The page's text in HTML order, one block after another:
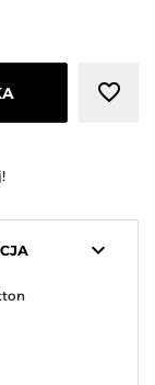
favorite_border
keyboard_arrow_down